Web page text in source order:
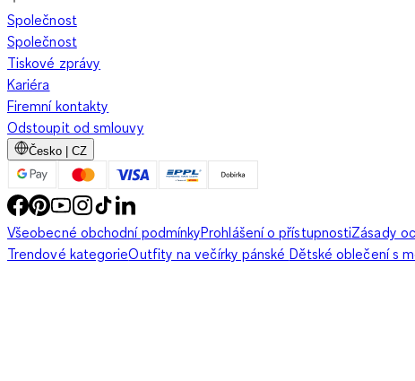
Společnost
Společnost
Tiskové zprávy
Kariéra
Firemní kontakty
Odstoupit od smlouvy
Česko | CZ
Všeobecné obchodní podmínkyProhlášení o přístupnostiZásady
Trendové kategorieOutfity na večírky pánské Dětské oblečení s